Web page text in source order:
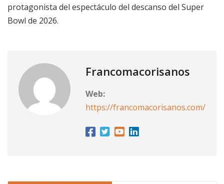
protagonista del espectáculo del descanso del Super
Bowl de 2026.
Francomacorisanos
Web:
https://francomacorisanos.com/